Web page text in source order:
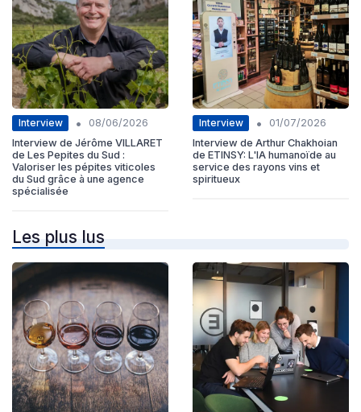
Interview •
08/06/2026
Interview de Jérôme VILLARET
de Les Pepites du Sud :
Valoriser les pépites viticoles
du Sud grâce à une agence
spécialisée
Interview •
01/07/2026
Interview de Arthur Chakhoian
de ETINSY: L'IA humanoïde au
service des rayons vins et
spiritueux
Les plus lus